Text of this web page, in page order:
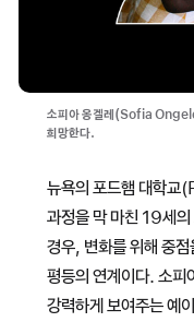
소피아 옹겔레(Sofia
희망한다.
뉴욕의 포드햄 대학
과정을 막 마친 19세
경우, 변화를 위해 중
평등의 연계이다. 소
강력하게 보여주는 예